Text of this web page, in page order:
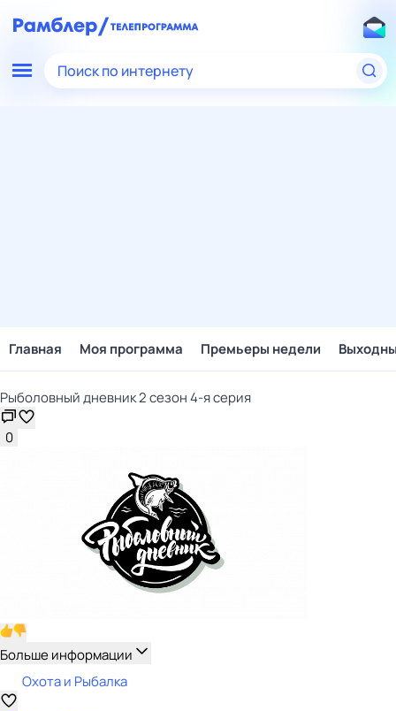
Поиск по интернету
Главная Моя программа Премьеры недели
Рыболовный дневник 2 сезон 4-я серия
0
Больше информации
Охота и Рыбалка